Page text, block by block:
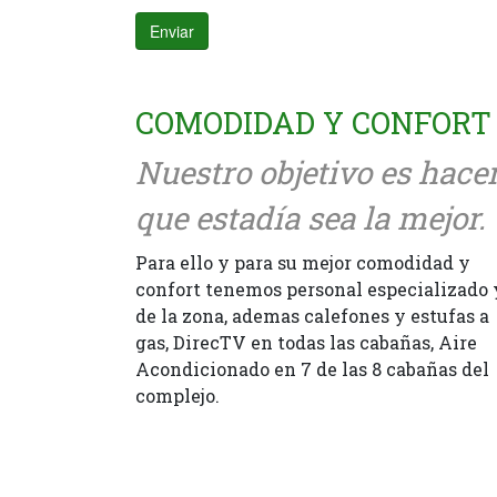
Enviar
COMODIDAD Y CONFORT
Nuestro objetivo es
que estadía sea la mejor.
Para ello y para su mejor comodidad y
confort tenemos personal especializado
de la zona, ademas calefones y estufas a
gas, DirecTV en todas las cabañas, Aire
Acondicionado en 7 de las 8 cabañas del
complejo.